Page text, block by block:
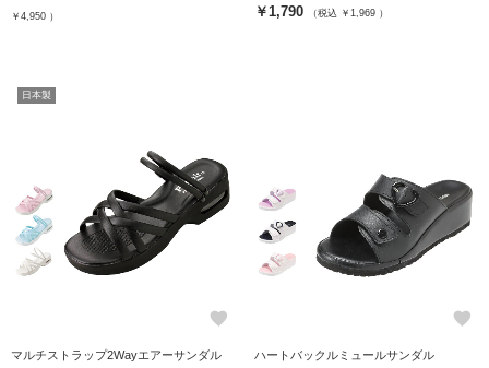
￥4,950 ） ￥1,790 （税込 ￥1,969 ）
日本製
favorite
マルチストラップ2Wayエアーサンダル
favorite
ハートバックルミュールサンダル